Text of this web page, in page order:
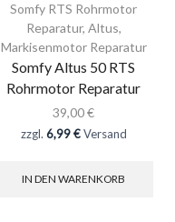
Somfy RTS Rohrmotor
Reparatur, Altus,
Markisenmotor Reparatur
Somfy Altus 50 RTS
Rohrmotor Reparatur
39,00€
zzgl. 6,99 €Versand
IN DEN WARENKORB